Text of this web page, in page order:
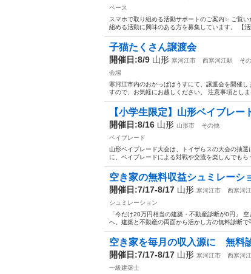
ペース
スマホで取り組める活動サポートのご案内✨ ご覧
組める活動に興味のある方を募集しています。 【
子猫たくさん譲渡会
開催日:8/9 山形 寒河江市 西寒河江駅
そ
会場
寒河江市内のおかっぱはうすにて、譲渡会を開催
すので、お気軽にお越しください。 注意事項とし
【小学生限定】山形ベイブレー
開催日:8/16 山形 山形市
その他
ベイブレード
山形ベイブレード大会は、トイザらスの大会の抽
に、ベイブレードによる対戦や交流を楽しんでも
空き家の無料収益シュミレーシ
開催日:7/17-8/17 山形 寒河江市 西寒河
シュミレーション
「今だけ20万円相当の建築・不動産診断が0円」
へ。建築と不動産の両面から活かし方の無料診断
空き家を毎月の収入源に 無料
開催日:7/17-8/17 山形 寒河江市 西寒河
一級建築士